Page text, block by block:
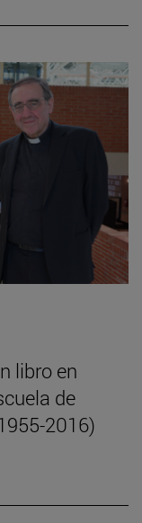
libro en
de
2016)